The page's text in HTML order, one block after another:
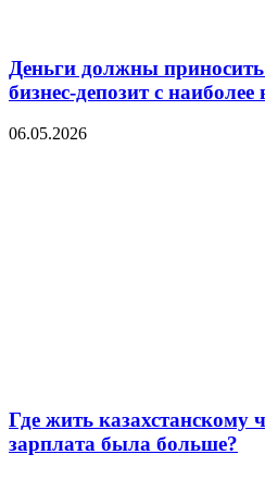
Деньги должны
бизнес-депозит с
06.05.2026
Где жить казахстанскому
зарплата была больше?